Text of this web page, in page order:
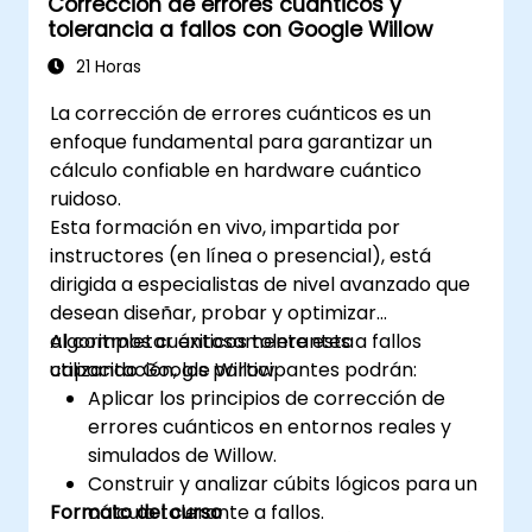
tolerancia a fallos con Google Willow
21 Horas
La corrección de errores cuánticos es un
enfoque fundamental para garantizar un
cálculo confiable en hardware cuántico
ruidoso.
Esta formación en vivo, impartida por
instructores (en línea o presencial), está
dirigida a especialistas de nivel avanzado que
desean diseñar, probar y optimizar
algoritmos cuánticos tolerantes a fallos
utilizando Google Willow.
Al completar exitosamente esta
capacitación, los participantes podrán:
Aplicar los principios de corrección de
errores cuánticos en entornos reales y
simulados de Willow.
Construir y analizar cúbits lógicos para un
cálculo tolerante a fallos.
Formato del curso